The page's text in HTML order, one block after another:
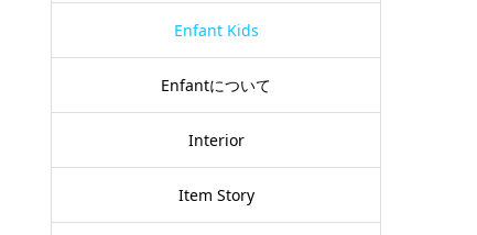
Enfant Kids
Enfantについて
Interior
Item Story